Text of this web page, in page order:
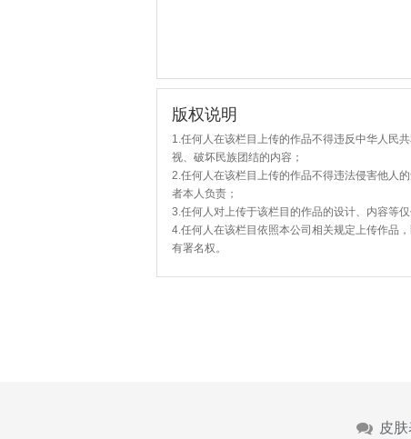
版权说明
1.任何人在该栏目上传的作品不得违反中华人民
视、破坏民族团结的内容；
2.任何人在该栏目上传的作品不得违法侵害他人
者本人负责；
3.任何人对上传于该栏目的作品的设计、内容等
4.任何人在该栏目依照本公司相关规定上传作品
有署名权。
皮